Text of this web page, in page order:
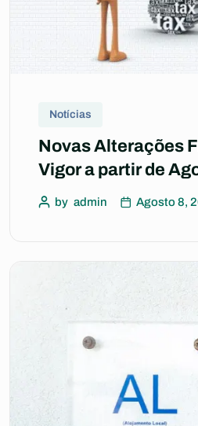
Notícias
Novas Alterações
Vigor a partir de
by admin Agosto 8,